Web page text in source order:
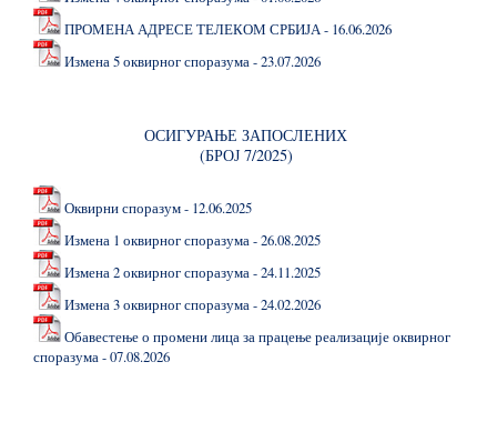
ПРОМЕНА АДРЕСЕ ТЕЛЕКОМ СРБИЈА - 16.06.2026
Измена 5 оквирног споразума - 23.07.2026
ОСИГУРАЊЕ ЗАПОСЛЕНИХ
(БРОЈ 7/2025)
Оквирни споразум - 12.06.2025
Измена 1 оквирног споразума - 26.08.2025
Измена 2 оквирног споразума - 24.11.2025
Измена 3 оквирног споразума - 24.02.2026
Обавестење о промени лица за працење реализације оквирног
споразума - 07.08.2026